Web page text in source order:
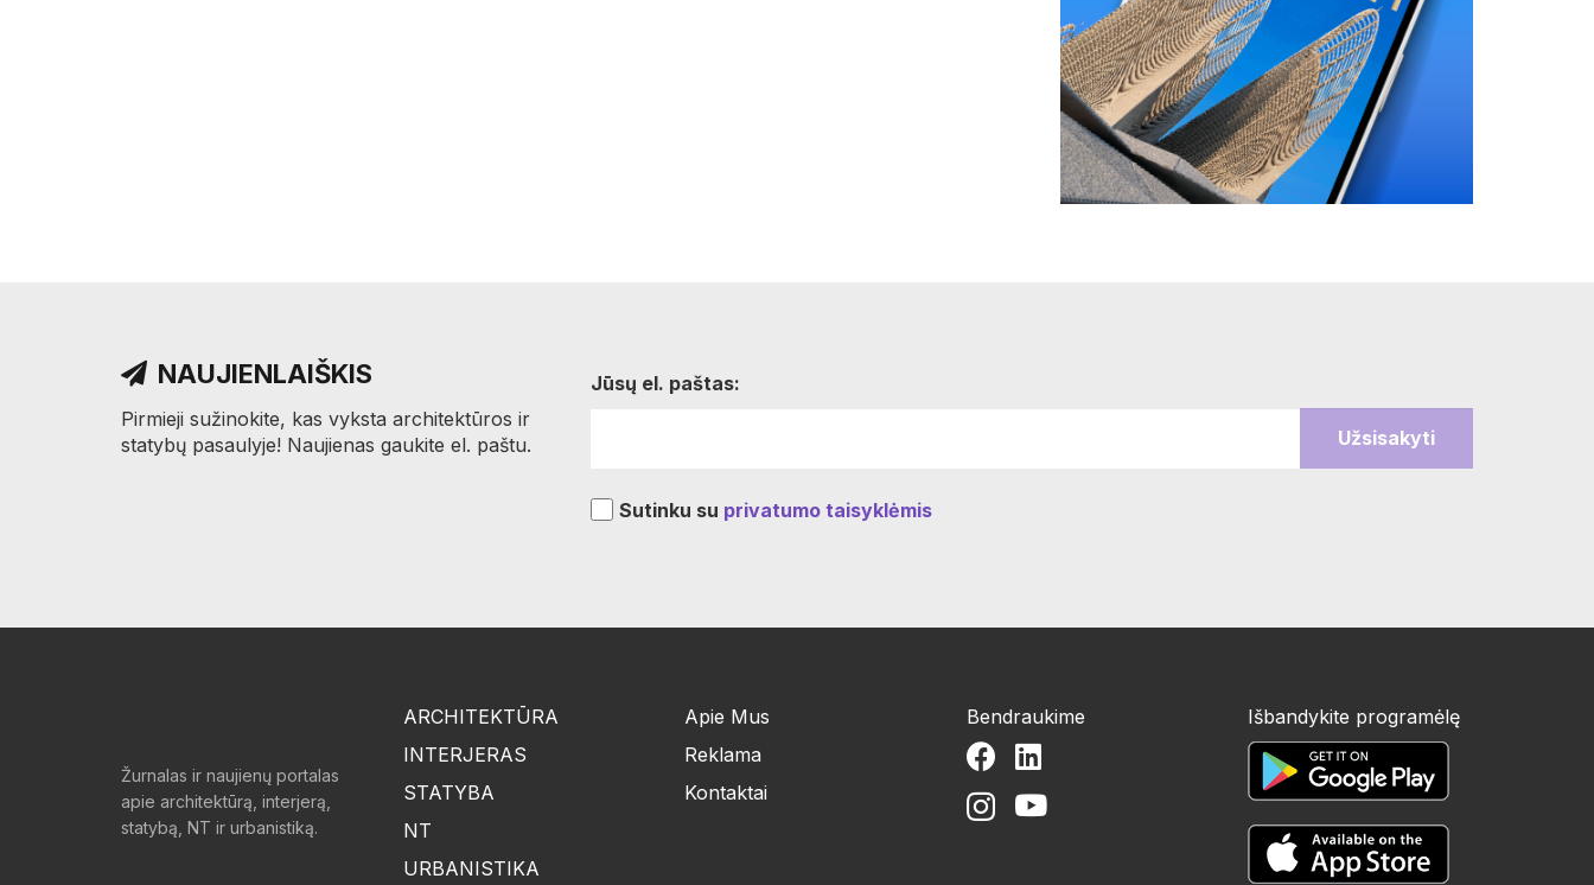
NAUJIENLAIŠKIS
Pirmieji sužinokite, kas vyksta architektūros ir
statybų pasaulyje! Naujienas gaukite el. paštu.
Jūsų el. paštas:
Sutinku su privatumo taisyklėmis
Žurnalas ir naujienų portalas
apie architektūrą, interjerą,
statybą, NT ir urbanistiką.
ARCHITEKTŪRA
INTERJERAS
STATYBA
NT
URBANISTIKA
Apie Mus
Reklama
Kontaktai
Bendraukime Išbandykite programėlę